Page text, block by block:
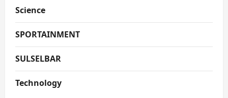
Science
SPORTAINMENT
SULSELBAR
Technology